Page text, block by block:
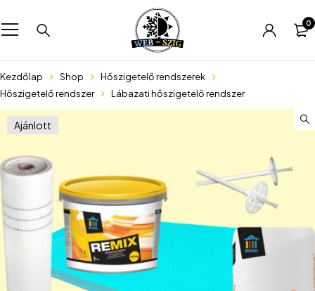
0
Kezdőlap Shop
Hőszigetelő rendszerek
Hőszigetelő rendszer
Lábazati hőszigetelő rendszer
Ajánlott